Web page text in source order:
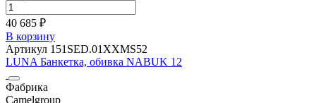
40 685 ₽
В корзину
Артикул 151SED.01XXMS52
LUNA Банкетка, обивка NABUK 12
Фабрика
Camelgroup